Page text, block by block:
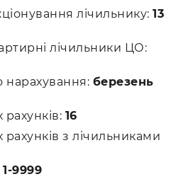
лічильнику: 13
лічильники ЦО:
нарахування: березень
рахунків: 16
рахунків з лічильниками
1-9999